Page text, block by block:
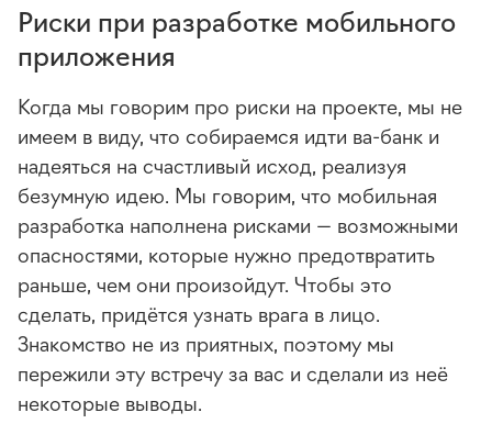
Риски при разработке мобильного
приложения
Когда мы говорим про риски на проекте, мы не
имеем в виду, что собираемся идти ва-банк и
надеяться на счастливый исход, реализуя
безумную идею. Мы говорим, что мобильная
разработка наполнена рисками — возможными
опасностями, которые нужно предотвратить
раньше, чем они произойдут. Чтобы это
сделать, придётся узнать врага в лицо.
Знакомство не из приятных, поэтому мы
пережили эту встречу за вас и сделали из неё
некоторые выводы.